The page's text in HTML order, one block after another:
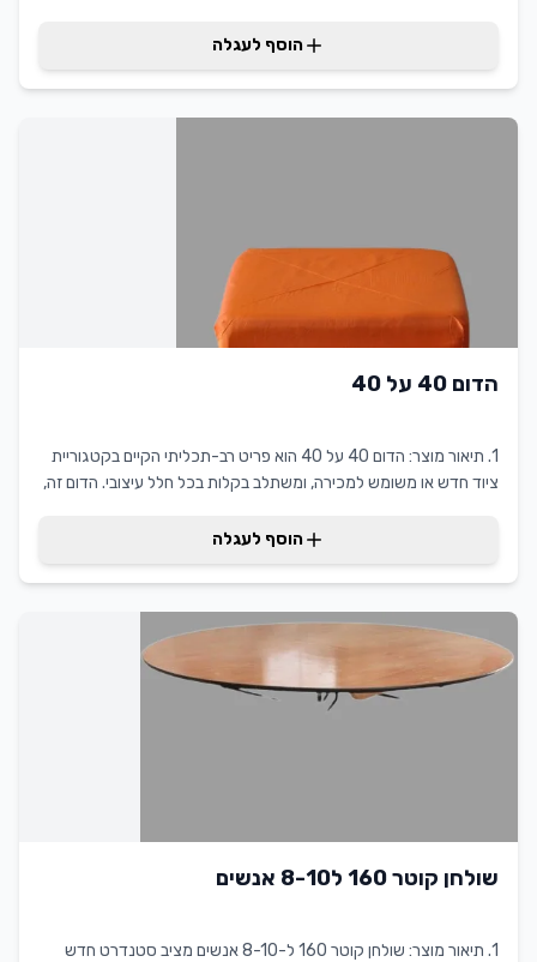
גרדן פרטי. הכיסא עשוי מתכת איכותית המבטיחה עמידות מירבית
מקצועית ומרשימה בכל מקום. גובהו המותאם הופך אותו לבחירה
אידיאלית עבור שולחנות בר גבוהים או דלפקי קבלה. המוצר עובר ניקיון
ופתרון מקצועי לכל סוג של אירוע או חגיגה.
הוסף לעגלה
הדום 40 על 40
1. תיאור מוצר: הדום 40 על 40 הוא פריט רב-תכליתי הקיים בקטגוריית
ציוד חדש או משומש למכירה, ומשתלב בקלות בכל חלל עיצובי. הדום זה,
לאירועים, אולמות או משרדים. היתרונות הבולטים של הדום מקצועי זה
לשדרג את עיצוב החלל בצורה פשוטה ומהירה, תוך שמירה על
סטנדרטים עיצוביים גבוהים.
הוסף לעגלה
שולחן קוטר 160 ל8-10 אנשים
1. תיאור מוצר: שולחן קוטר 160 ל-8-10 אנשים מציב סטנדרט חדש